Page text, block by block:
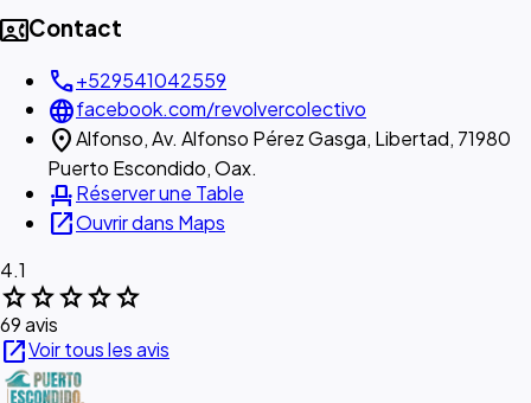
contact_phoneContact
call+529541042559
languagefacebook.com/revolvercolectivo
location_onAlfonso, Av. Alfonso Pérez Gasga, Libertad, 71980
Puerto Escondido, Oax.
event_seatRéserver une Table
open_in_newOuvrir dans Maps
4.1
starstarstarstarstar
69 avis
open_in_newVoir tous les avis